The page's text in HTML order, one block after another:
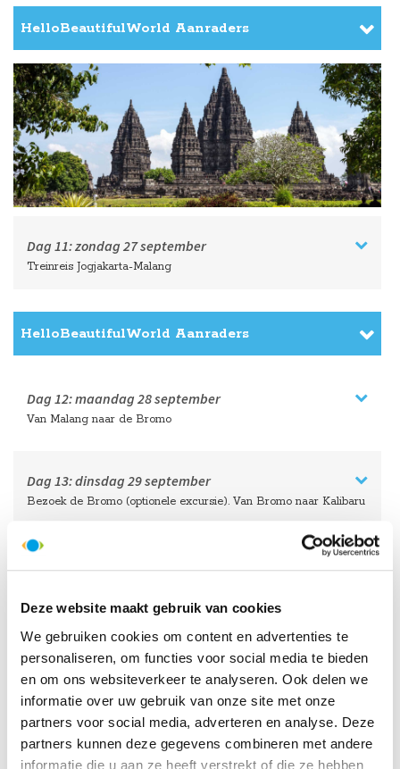
Deze website maakt gebruik van cookies
We gebruiken cookies om content en advertenties te
personaliseren, om functies voor social media te bieden
en om ons websiteverkeer te analyseren. Ook delen we
informatie over uw gebruik van onze site met onze
partners voor social media, adverteren en analyse. Deze
partners kunnen deze gegevens combineren met andere
informatie die u aan ze heeft verstrekt of die ze hebben
HelloBeautifulWorld Aanraders
Dag 11:zondag 27 september
Treinreis Jogjakarta-Malang
HelloBeautifulWorld Aanraders
Dag 12:maandag 28 september
Van Malang naar de Bromo
Dag 13:dinsdag 29 september
Bezoek de Bromo (optionele excursie). Van Bromo naar Kalibaru
HelloBeautifulWorld Aanraders